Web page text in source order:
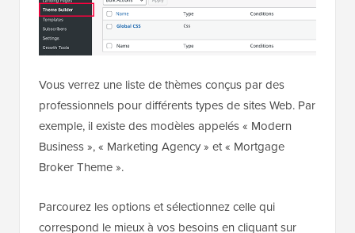
Vous verrez une liste de thèmes conçus par des
professionnels pour différents types de sites Web. Par
exemple, il existe des modèles appelés « Modern
Business », « Marketing Agency » et « Mortgage
Broker Theme ».
Parcourez les options et sélectionnez celle qui
correspond le mieux à vos besoins en cliquant sur